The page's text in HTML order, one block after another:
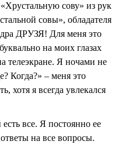
сову» из рук
совы», обладателя
ДРУЗЯ! Для меня это
на моих глазах
телеэкране. Я ночами не
Когда?» – меня это
хотя я всегда увлекался
все. Я постоянно ее
на все вопросы.